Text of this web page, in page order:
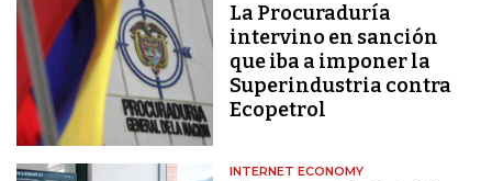
La Procuraduría
intervino en sanción
que iba a imponer la
Superindustria contra
Ecopetrol
INTERNET ECONOMY